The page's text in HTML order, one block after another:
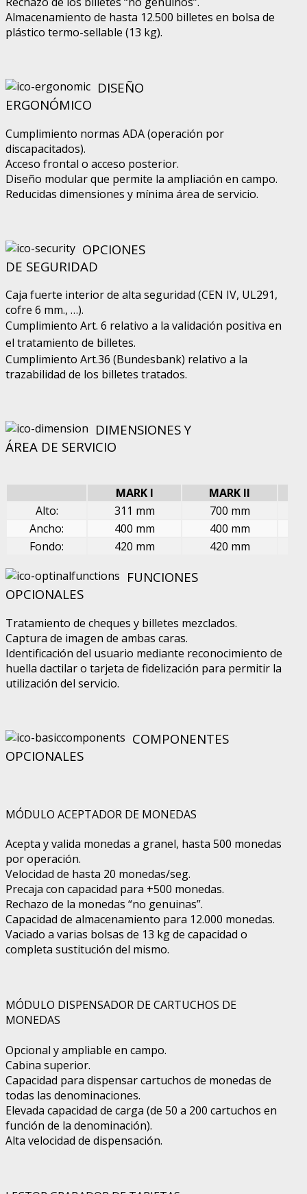
Almacenamiento de hasta 12.500 billetes en bolsa de
plástico termo-sellable (13 kg).
DISEÑO
ERGONÓMICO
Cumplimiento normas ADA (operación por
discapacitados).
Acceso frontal o acceso posterior.
Diseño modular que permite la ampliación en campo.
Reducidas dimensiones y mínima área de servicio.
OPCIONES
DE SEGURIDAD
Caja fuerte interior de alta seguridad (CEN IV, UL291,
cofre 6 mm., …).
Cumplimiento Art. 6 relativo a la validación positiva en
el tratamiento de billetes.
Cumplimiento Art.36 (Bundesbank) relativo a la
trazabilidad de los billetes tratados.
DIMENSIONES Y
ÁREA DE SERVICIO
MARK I
MARK II
Alto:
311 mm
700 mm
Ancho:
400 mm
400 mm
Fondo:
420 mm 420 mm
FUNCIONES
OPCIONALES
Tratamiento de cheques y billetes mezclados.
Captura de imagen de ambas caras.
Identificación del usuario mediante reconocimiento de
huella dactilar o tarjeta de fidelización para permitir la
utilización del servicio.
COMPONENTES
OPCIONALES
MÓDULO ACEPTADOR DE MONEDAS
Acepta y valida monedas a granel, hasta 500 monedas
por operación.
Velocidad de hasta 20 monedas/seg.
Precaja con capacidad para +500 monedas.
Rechazo de la monedas “no genuinas”.
Capacidad de almacenamiento para 12.000 monedas.
Vaciado a varias bolsas de 13 kg de capacidad o
completa sustitución del mismo.
MÓDULO DISPENSADOR DE CARTUCHOS DE
MONEDAS
Opcional y ampliable en campo.
Cabina superior.
Capacidad para dispensar cartuchos de monedas de
todas las denominaciones.
Elevada capacidad de carga (de 50 a 200 cartuchos en
función de la denominación).
Alta velocidad de dispensación.